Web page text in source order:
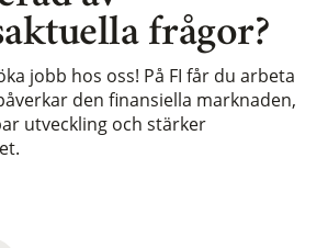
frågor?
jobb hos oss! På FI får du arbeta
den finansiella marknaden,
utveckling och stärker